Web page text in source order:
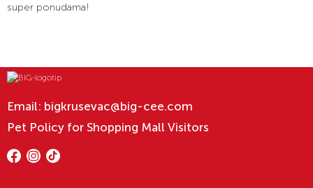
super ponudama!
Email: bigkrusevac@big-cee.com
Pet Policy for Shopping Mall Visitors